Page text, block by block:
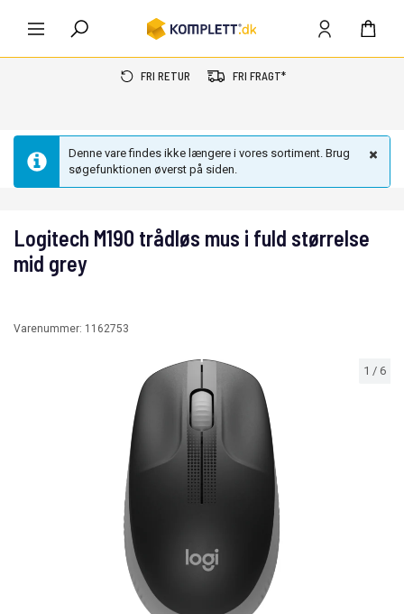
FRI RETUR FRI FRAGT*
Denne vare findes ikke længere i vores sortiment. Brug
søgefunktionen øverst på siden.
1 / 6
Logitech M190 trådløs mus i fuld størrelse
mid grey
Varenummer: 1162753